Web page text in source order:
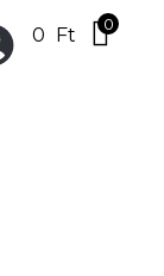
0 Ft 0